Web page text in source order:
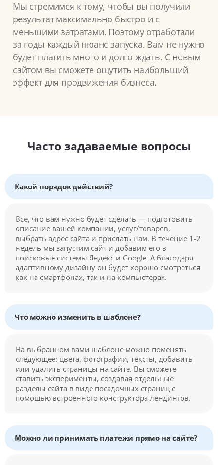
Мы стремимся к тому, чтобы вы получили
результат максимально быстро и с
меньшими затратами. Поэтому отработали
за годы каждый нюанс запуска. Вам не нужно
будет платить много и долго ждать. С новым
сайтом вы сможете ощутить наибольший
эффект для продвижения бизнеса.
Часто задаваемые вопросы
Какой порядок действий?
Все, что вам нужно будет сделать — подготовить
описание вашей компании, услуг/товаров,
выбрать адрес сайта и прислать нам. В течение 1-2
недель мы запустим сайт и добавим его в
поисковые системы Яндекс и Google. А благодаря
адаптивному дизайну он будет хорошо смотреться
как на смартфонах, так и на компьютерах.
Что можно изменить в шаблоне?
На выбранном вами шаблоне можно поменять
следующее: цвета, фотографии, тексты, добавить
или удалить страницы на сайте. Вы сможете
ставить эксперименты, создавая отдельные
разделы сайта в виде посадочных страниц с
помощью встроенного конструктора лендингов.
Можно ли принимать платежи прямо на сайте?